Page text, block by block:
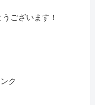
ございます！
ク